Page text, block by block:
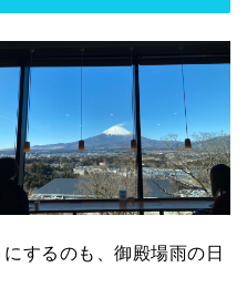
するのも、御殿場雨の日